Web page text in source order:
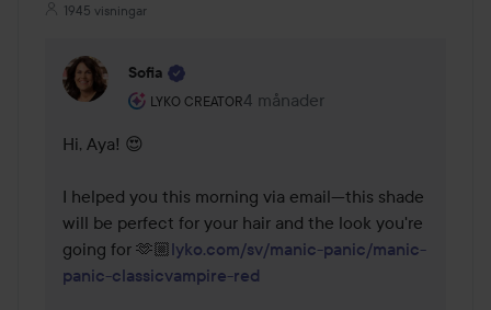
1945 visningar
Sofia
LYKO CREATOR
Användarens roll: Lyko Creator.
4 månader
Kommentaren lades 4 månader
Hi, Aya! 😍
I helped you this morning via email—this shade
will be perfect for your hair and the look you're
going for 🫶🏼lyko.com/sv/manic-panic/manic-
panic-classicvampire-red